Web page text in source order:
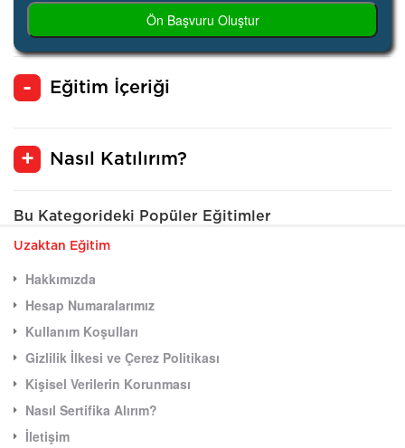
Ön Başvuru Oluştur
Eğitim İçeriği
Nasıl Katılırım?
Bu Kategorideki Popüler Eğitimler
Uzaktan Eğitim
Hakkımızda
Hesap Numaralarımız
Kullanım Koşulları
Gizlilik İlkesi ve Çerez Politikası
Kişisel Verilerin Korunması
Nasıl Sertifika Alırım?
İletişim